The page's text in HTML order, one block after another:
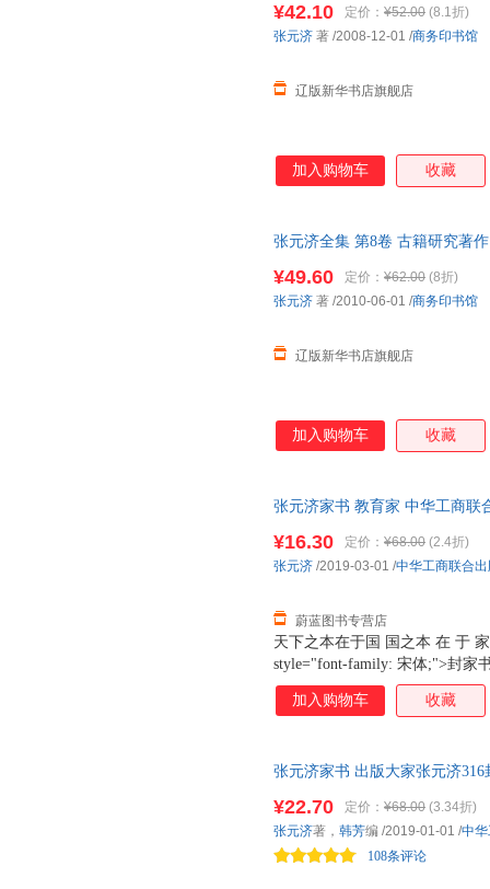
文》编辑时，就按诗词创作时
的一首词和少量联、题辞也一
¥42.10 定价： ¥52.00 (8.1折)
辽版新华书店旗舰店
张元济 著 /2008-12-01 /商务印书馆
加入购物车 收藏
张元济全集 第8卷 古籍研究著
¥49.60 定价： ¥62.00 (8折)
辽版新华书店旗舰店
张元济 著 /2010-06-01 /商务印书馆
加入购物车 收藏
张元济家书 教育家 中华工商联
天下之本在于国 国之本 在 于
style="font-family: 宋体;">封家
承 优良家风 ;
¥16.30 定价： ¥68.00 (2.4折)
蔚蓝图书专营店
张元济 /2019-03-01 /中华工商联合
加入购物车 收藏
张元济家书 出版大家张元济
¥22.70 定价： ¥68.00 (3.34折)
108条评论
张元济著， 韩芳编 /2019-01-01 /中